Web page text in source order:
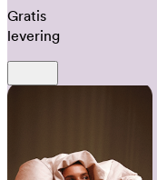
Gratis
levering